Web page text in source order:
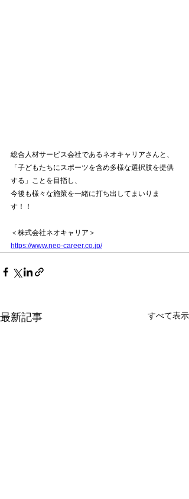
総合人材サービス会社であるネオキャリアさんと、
「子どもたちにスポーツを含め多様な選択肢を提供
する」ことを目指し、
今後も様々な施策を一緒に打ち出してまいりま
す！！
＜株式会社ネオキャリア＞
https://www.neo-career.co.jp/
最新記事 すべて表示